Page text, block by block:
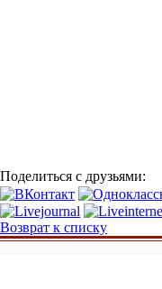
Поделиться с друзьями:
Возврат к списку